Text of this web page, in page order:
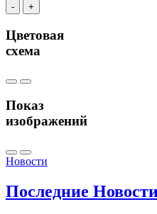
- +
Цветовая
схема
Показ
изображений
Новости
Последние